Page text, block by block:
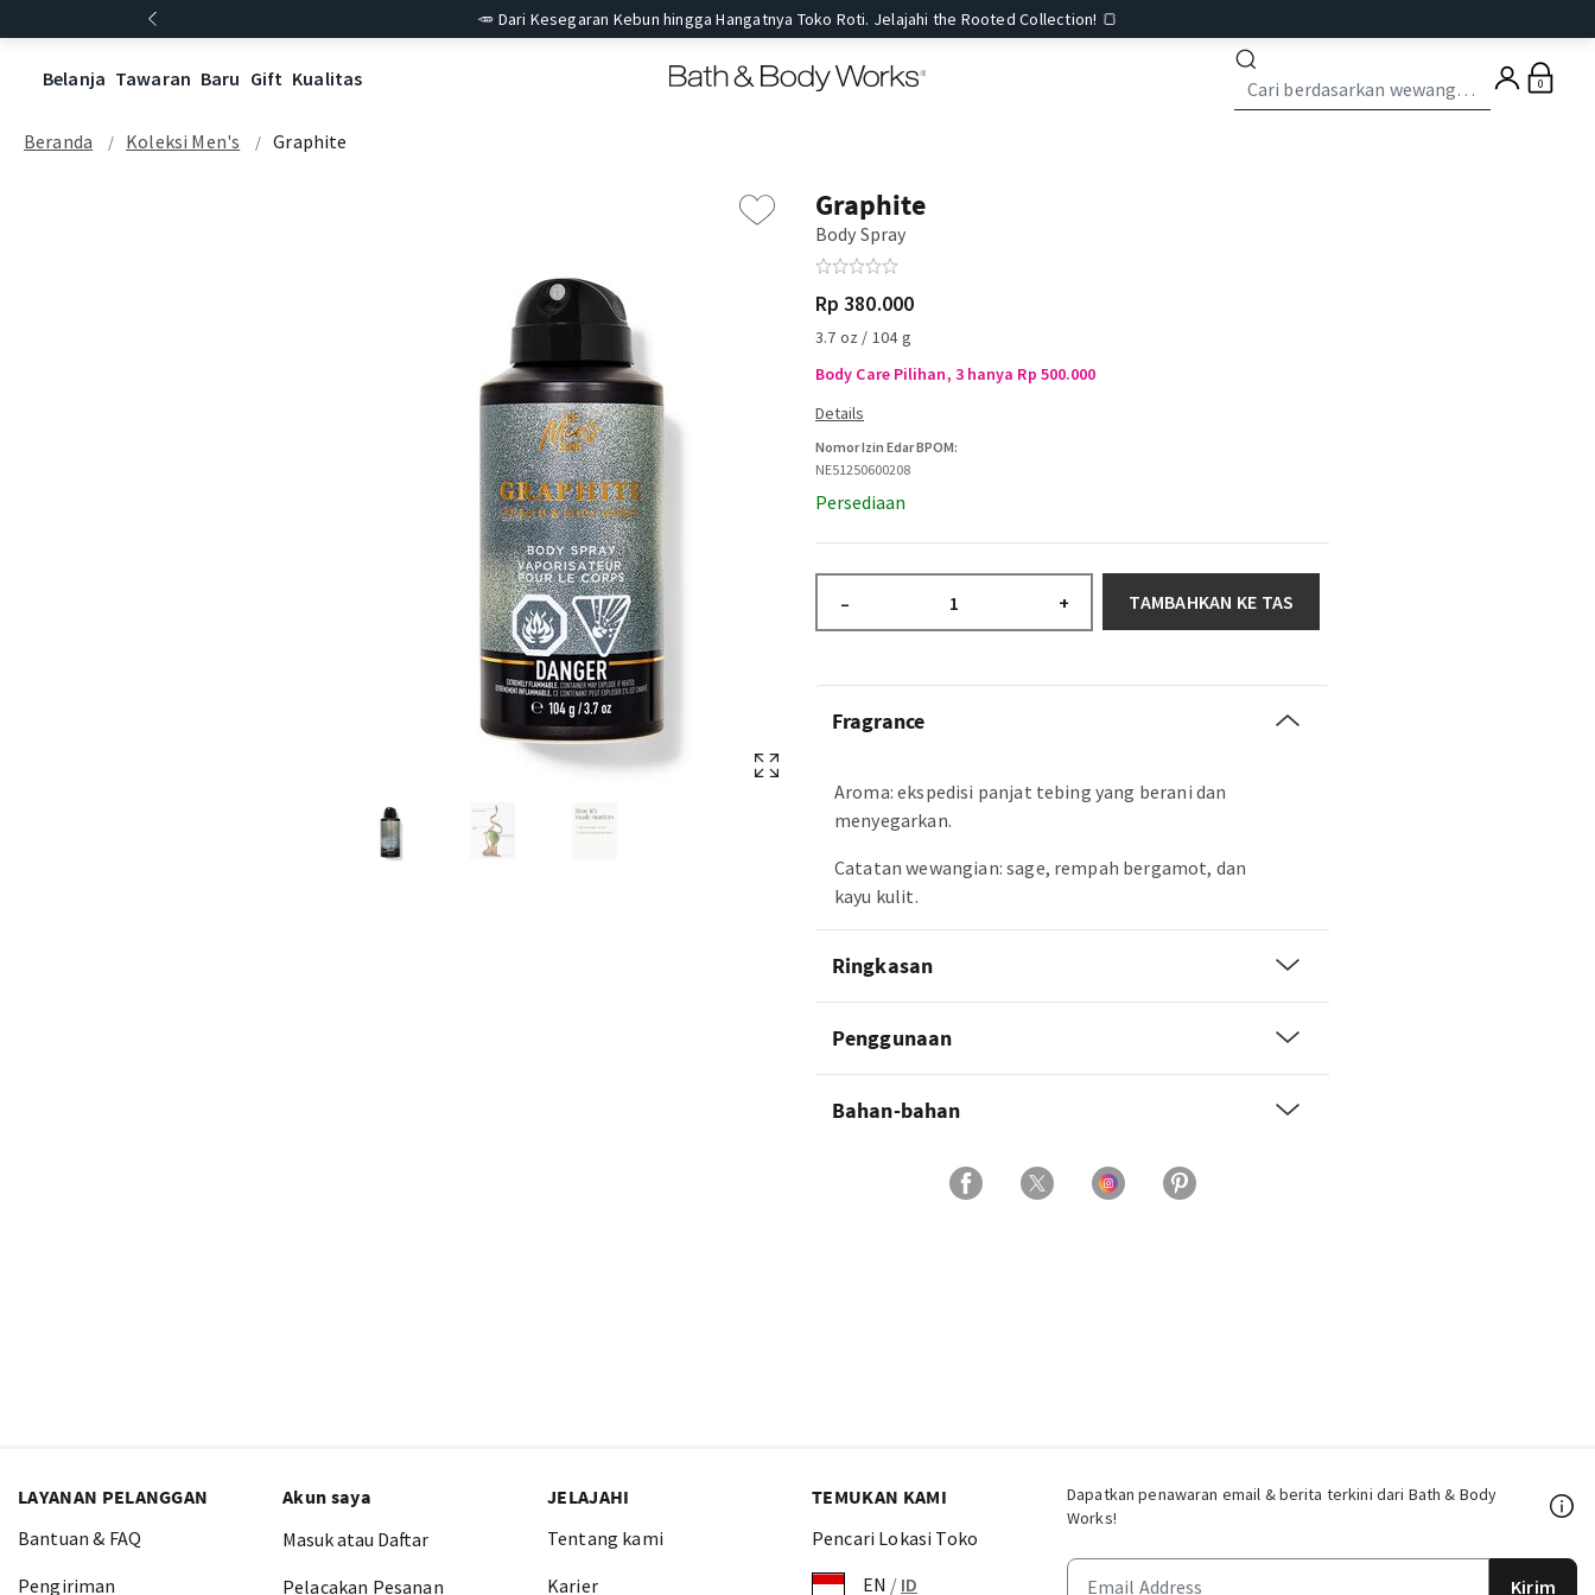
🥕 Dari Kesegaran Kebun hingga Hangatnya Toko Roti. Jelajahi the Rooted Collection! 🍞
Belanja Tawaran Baru Gift Kualitas 0
Beranda Koleksi Men's Graphite
Graphite
Body Spray
Rp 380.000
3.7 oz / 104 g
Body Care Pilihan, 3 hanya Rp 500.000
Nomor Izin Edar BPOM:
NE51250600208
Persediaan
– + TAMBAHKAN KE TAS
Fragrance
Aroma: ekspedisi panjat tebing yang berani dan
menyegarkan.
Catatan wewangian: sage, rempah bergamot, dan
kayu kulit.
Ringkasan
Penggunaan
Bahan-bahan
Dapatkan penawaran email & berita terkini dari Bath & Body
Works!
Kirim
LAYANAN PELANGGAN
Bantuan & FAQ
Pengiriman
Akun saya
Masuk atau Daftar
Pelacakan Pesanan
JELAJAHI
Tentang kami
Karier
TEMUKAN KAMI
Pencari Lokasi Toko
EN / ID